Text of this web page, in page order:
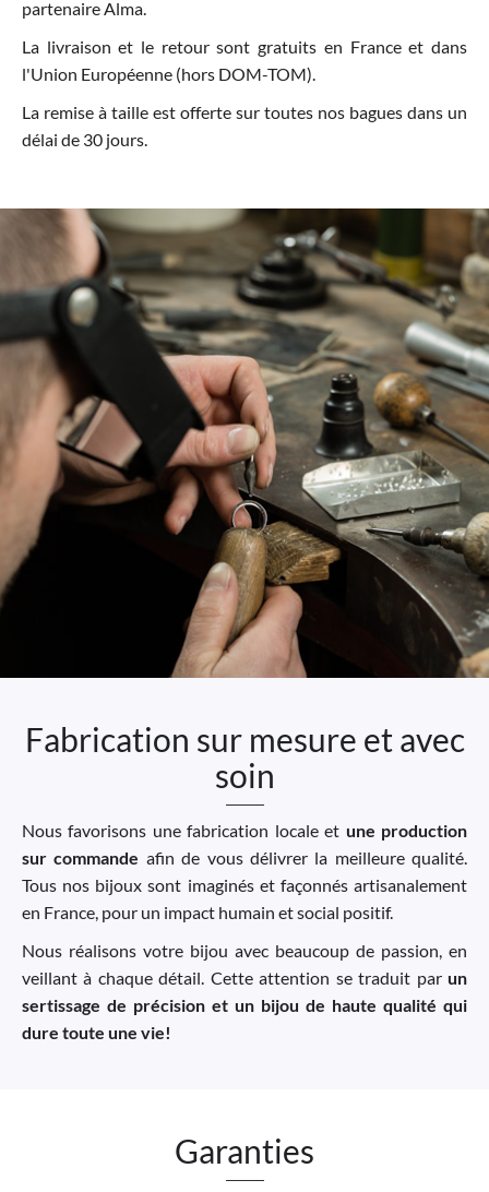
partenaire Alma.
La livraison et le retour sont gratuits en France et dans
l'Union Européenne (hors DOM-TOM).
La remise à taille est offerte sur toutes nos bagues dans un
délai de 30 jours.
Fabrication sur mesure et avec
soin
Nous favorisons une fabrication locale et une production
sur commande afin de vous délivrer la meilleure qualité.
Tous nos bijoux sont imaginés et façonnés artisanalement
en France, pour un impact humain et social positif.
Nous réalisons votre bijou avec beaucoup de passion, en
veillant à chaque détail. Cette attention se traduit par un
sertissage de précision et un bijou de haute qualité qui
dure toute une vie!
Garanties